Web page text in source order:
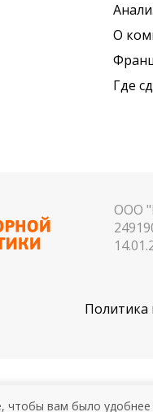
О
Где
ООО
Политика
вам было удобнее